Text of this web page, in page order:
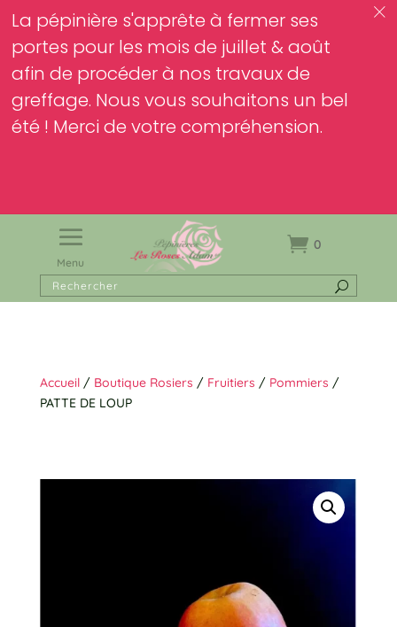
La pépinière s'apprête à fermer ses
portes pour les mois de juillet & août
afin de procéder à nos travaux de
greffage. Nous vous souhaitons un bel
été ! Merci de votre compréhension.
c
Menu
0
Accueil/ Boutique Rosiers / Fruitiers / Pommiers /
PATTE DE LOUP